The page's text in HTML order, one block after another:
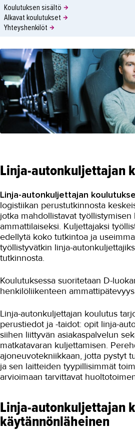
IN ENGLISH
Koulutuksen sisältö
Alkavat koulutukset
Yhteyshenkilöt
Linja-autonkuljettajan
Linja-autonkuljettajan
logistiikan perustutkinnosta
jotka mahdollistavat
ammattilaiseksi. Kuljettajaksi
edellytä koko tutkintoa ja
työllistyvätkin linja-
tutkinnosta.
Koulutuksessa suoritetaan D-
henkilöliikenteen
Linja-autonkuljettajan koulutus
perustiedot ja -taidot: opit linja-
siihen liittyvän asiakaspalvelun
matkatavaran kuljettamisen.
ajoneuvotekniikkaan, jotta pystyt
ja sen laitteiden tyypillisimmät
arvioimaan tarvittavat
Linja-autonkuljettajan
käytännönläheinen